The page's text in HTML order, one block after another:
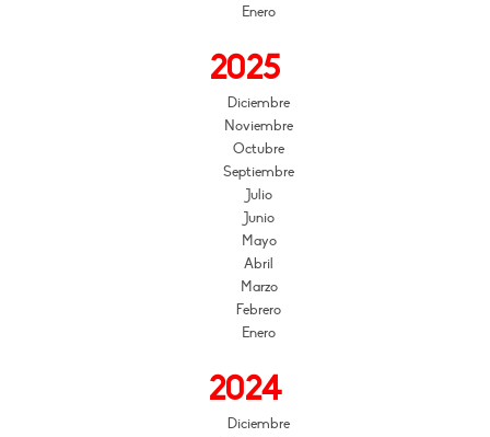
Enero
2025
Diciembre
Noviembre
Octubre
Septiembre
Julio
Junio
Mayo
Abril
Marzo
Febrero
Enero
2024
Diciembre